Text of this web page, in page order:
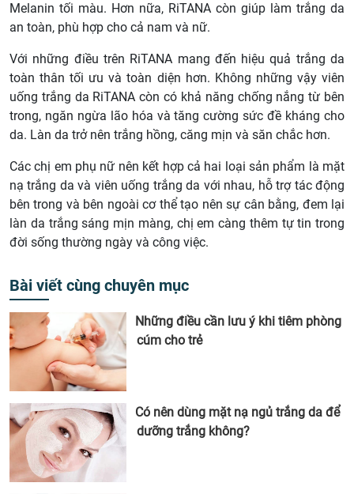
Melanin tối màu. Hơn nữa, RiTANA còn giúp làm trắng da
an toàn, phù hợp cho cả nam và nữ.
Với những điều trên RiTANA mang đến hiệu quả trắng da
toàn thân tối ưu và toàn diện hơn. Không những vậy viên
uống trắng da RiTANA còn có khả năng chống nắng từ bên
trong, ngăn ngừa lão hóa và tăng cường sức đề kháng cho
da. Làn da trở nên trắng hồng, căng mịn và săn chắc hơn.
Các chị em phụ nữ nên kết hợp cả hai loại sản phẩm là mặt
nạ trắng da và viên uống trắng da với nhau, hỗ trợ tác động
bên trong và bên ngoài cơ thể tạo nên sự cân bằng, đem lại
làn da trắng sáng mịn màng, chị em càng thêm tự tin trong
đời sống thường ngày và công việc.
Bài viết cùng chuyên mục
Những điều cần lưu ý khi tiêm phòng
cúm cho trẻ
Có nên dùng mặt nạ ngủ trắng da để
dưỡng trắng không?